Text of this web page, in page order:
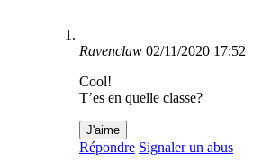
Ravenclaw 02/11/2020 17:52
Cool!
T’es en quelle classe?
J'aime
Répondre Signaler un abus